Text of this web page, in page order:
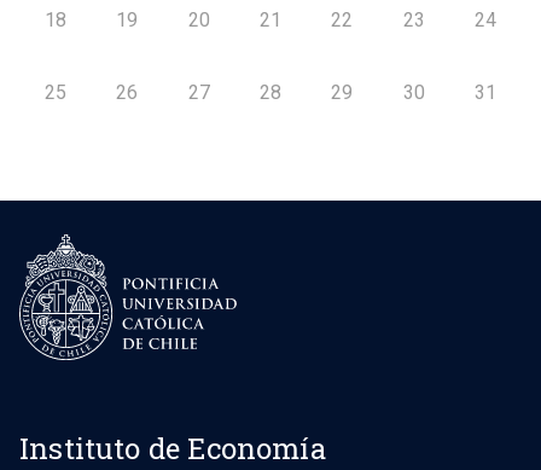
18 19 20 21 22 23 24
25 26 27 28 29 30 31
Instituto de Economía